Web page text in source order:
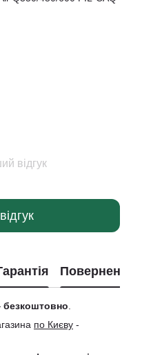
відгук
Повернення
безкоштовно
по Києву -